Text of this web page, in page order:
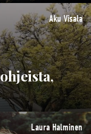
Aku Visala
Laura Halminen